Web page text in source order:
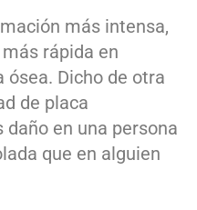
más intensa,
rápida en
ósea. Dicho de otra
de placa
en una persona
que en alguien